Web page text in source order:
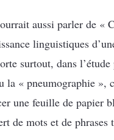
aussi parler de «
linguistiques
surtout, dans l’étude
la « pneumographie »,
une feuille de papier
de mots et de phrases